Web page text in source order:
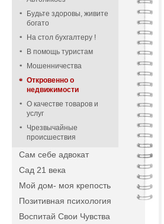
Будьте здоровы, живите
богато
На стол бухгалтеру !
В помощь туристам
Мошенничества
Откровенно о
недвижимости
О качестве товаров и
услуг
Чрезвычайные
происшествия
Сам себе адвокат
Сад 21 века
Мой дом- моя крепость
Позитивная психология
Воспитай Свои Чувства